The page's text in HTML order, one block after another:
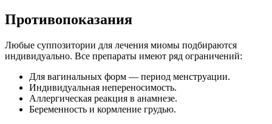
Противопоказания
Любые суппозитории для лечения миомы подбираются
индивидуально. Все препараты имеют ряд ограничений:
Для вагинальных форм — период менструации.
Индивидуальная непереносимость.
Аллергическая реакция в анамнезе.
Беременность и кормление грудью.